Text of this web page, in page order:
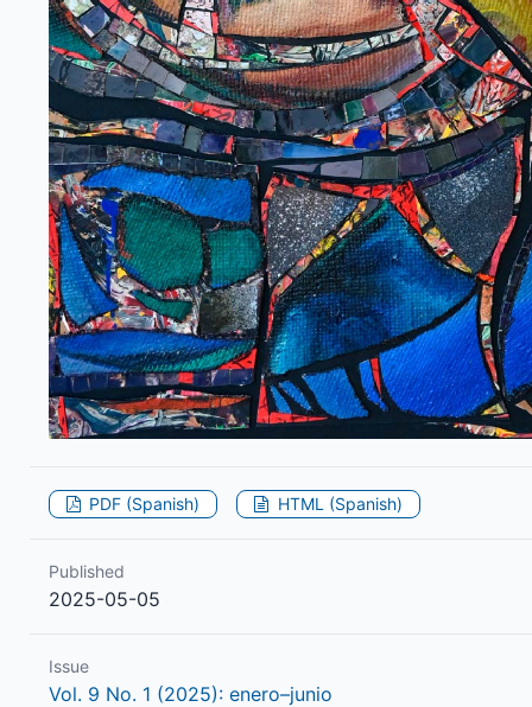
PDF (Spanish) HTML (Spanish)
Published
2025-05-05
Issue
Vol. 9 No. 1 (2025): enero–junio